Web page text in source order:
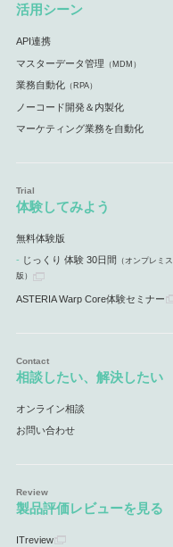
活用シーン
API連携
マスターデータ管理 （MDM）
業務自動化（RPA）
ノーコード開発＆内製化
マーケティング業務を自動化
体験してみよう
無料体験版
じっくり 体験 30日間 （オンプレミス
版）
ASTERIA Warp Core体験セミナー
相談したい、解決したい
オンライン相談
お問い合わせ
製品評価レビューを見る
ITreview